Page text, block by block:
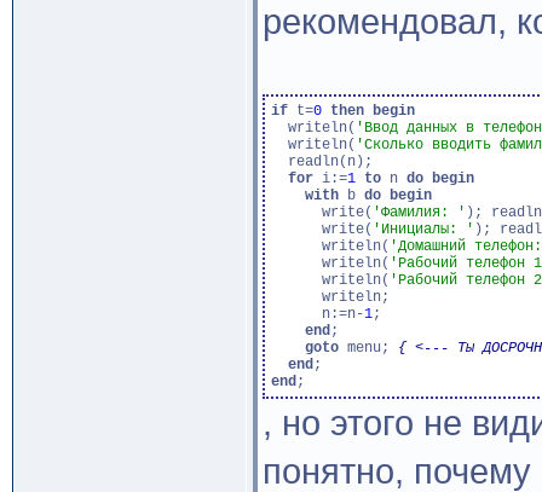
рекомендовал,
if t=0 then begin
  writeln(
'Ввод данных в
  writeln(
'Сколько вводить
  readln(n);
for i:=1 to n do begin
with b do begin
      write(
'Фамилия: ' );
      write(
'Инициалы: ' );
      writeln(
'Домашний
      writeln(
'Рабочий
      writeln(
'Рабочий
      writeln;
      n:=n-
1;
end;
goto menu; { <--- Ты
end
end
, но этого не
понятно, почему